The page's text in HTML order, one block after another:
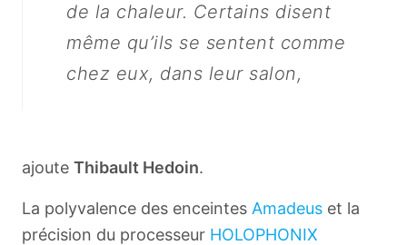
de la chaleur. Certains disent
même qu’ils se sentent comme
chez eux, dans leur salon,
ajoute Thibault Hedoin.
La polyvalence des enceintes Amadeus et la
précision du processeur HOLOPHONIX